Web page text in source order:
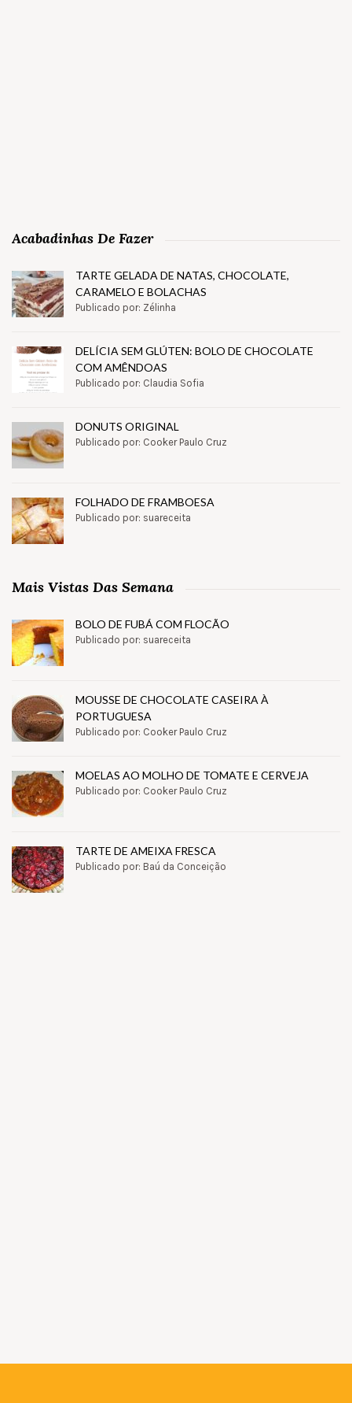
Acabadinhas De Fazer
TARTE GELADA DE NATAS, CHOCOLATE,
CARAMELO E BOLACHAS
Publicado por: Zélinha
DELÍCIA SEM GLÚTEN: BOLO DE CHOCOLATE
COM AMÊNDOAS
Publicado por: Claudia Sofia
DONUTS ORIGINAL
Publicado por: Cooker Paulo Cruz
FOLHADO DE FRAMBOESA
Publicado por: suareceita
Mais Vistas Das Semana
BOLO DE FUBÁ COM FLOCÃO
Publicado por: suareceita
MOUSSE DE CHOCOLATE CASEIRA À
PORTUGUESA
Publicado por: Cooker Paulo Cruz
MOELAS AO MOLHO DE TOMATE E CERVEJA
Publicado por: Cooker Paulo Cruz
TARTE DE AMEIXA FRESCA
Publicado por: Baú da Conceição